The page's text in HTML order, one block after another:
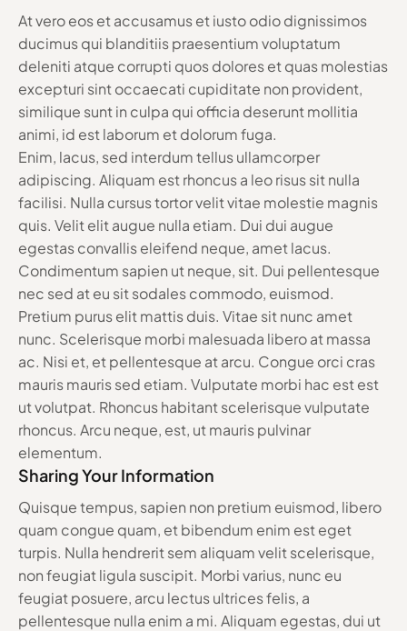
At vero eos et accusamus et iusto odio dignissimos
ducimus qui blanditiis praesentium voluptatum
deleniti atque corrupti quos dolores et quas molestias
excepturi sint occaecati cupiditate non provident,
similique sunt in culpa qui officia deserunt mollitia
animi, id est laborum et dolorum fuga.
Enim, lacus, sed interdum tellus ullamcorper
adipiscing. Aliquam est rhoncus a leo risus sit nulla
facilisi. Nulla cursus tortor velit vitae molestie magnis
quis. Velit elit augue nulla etiam. Dui dui augue
egestas convallis eleifend neque, amet lacus.
Condimentum sapien ut neque, sit. Dui pellentesque
nec sed at eu sit sodales commodo, euismod.
Pretium purus elit mattis duis. Vitae sit nunc amet
nunc. Scelerisque morbi malesuada libero at massa
ac. Nisi et, et pellentesque at arcu. Congue orci cras
mauris mauris sed etiam. Vulputate morbi hac est est
ut volutpat. Rhoncus habitant scelerisque vulputate
rhoncus. Arcu neque, est, ut mauris pulvinar
elementum.
Sharing Your Information
Quisque tempus, sapien non pretium euismod, libero
quam congue quam, et bibendum enim est eget
turpis. Nulla hendrerit sem aliquam velit scelerisque,
non feugiat ligula suscipit. Morbi varius, nunc eu
feugiat posuere, arcu lectus ultrices felis, a
pellentesque nulla enim a mi. Aliquam egestas, dui ut